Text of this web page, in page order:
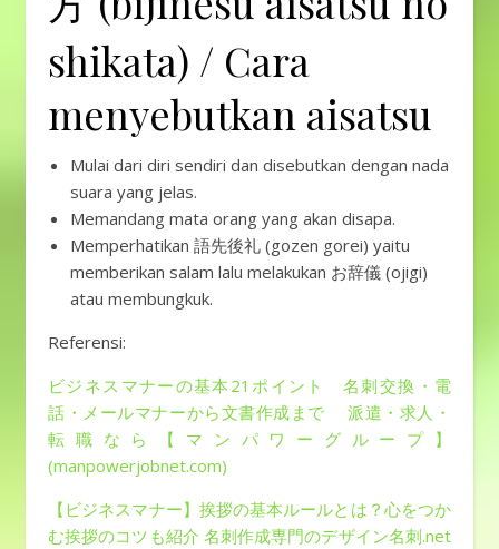
shikata) / Cara
menyebutkan aisatsu
Mulai dari diri sendiri dan disebutkan dengan nada
suara yang jelas.
Memandang mata orang yang akan disapa.
Memperhatikan 語先後礼 (gozen gorei) yaitu
memberikan salam lalu melakukan お辞儀 (ojigi)
atau membungkuk.
Referensi:
ビジネスマナーの基本21ポイント 名刺交換・電
話・メールマナーから文書作成まで 派遣・求人・
転職なら【マンパワーグループ】
(manpowerjobnet.com)
【ビジネスマナー】挨拶の基本ルールとは？心をつか
む挨拶のコツも紹介 名刺作成専門のデザイン名刺.net